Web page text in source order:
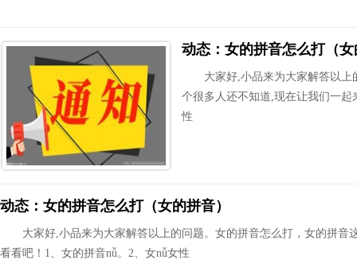
动态：女的拼音怎么打（
大家好,小品来为大家解答以
个很多人还不知道,现在让我们一起
性
动态：女的拼音怎么打（女的拼音）
大家好,小品来为大家解答以上的问题。女的拼音怎么打，女的拼音
看看吧！1、女的拼音nǚ。2、女nǚ女性